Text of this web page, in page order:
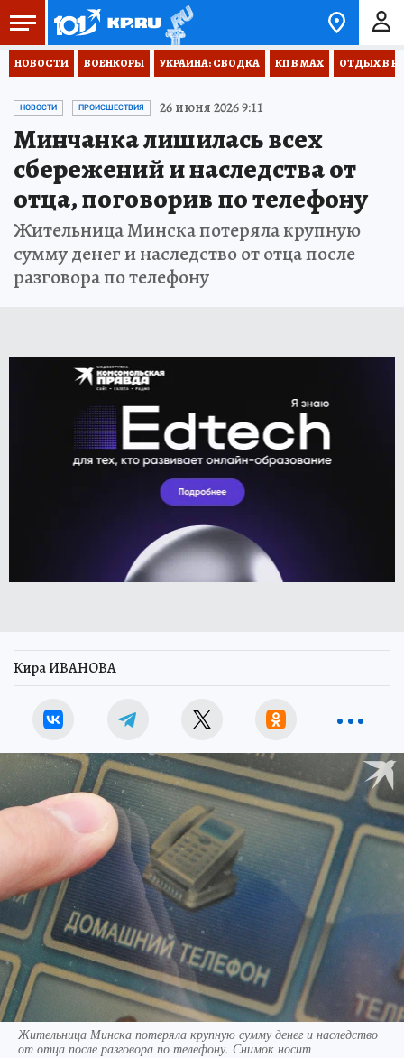
НОВОСТИ ВОЕНКОРЫ УКРАИНА: СВОДКА КП В МАХ ОТДЫХ В
НОВОСТИ ПРОИСШЕСТВИЯ 26 июня 2026 9:11
Минчанка лишилась всех
сбережений и наследства от
отца, поговорив по телефону
Жительница Минска потеряла крупную
сумму денег и наследство от отца после
разговора по телефону
Кира ИВАНОВА
Жительница Минска потеряла крупную сумму денег и наследство
от отца после разговора по телефону. Снимок носит